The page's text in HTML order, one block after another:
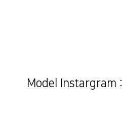
Model Instargram :